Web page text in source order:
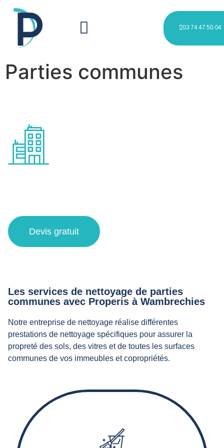
03 74 47 50 04
Parties communes
Devis gratuit
Les services de nettoyage de parties
communes avec Properis à Wambrechies
Notre entreprise de nettoyage réalise différentes
prestations de nettoyage spécifiques pour assurer la
propreté des sols, des vitres et de toutes les surfaces
communes de vos immeubles et copropriétés.